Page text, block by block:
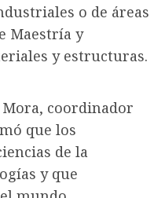
o de áreas
Maestría y
y estructuras.
Mora, coordinador
que los
de la
y que